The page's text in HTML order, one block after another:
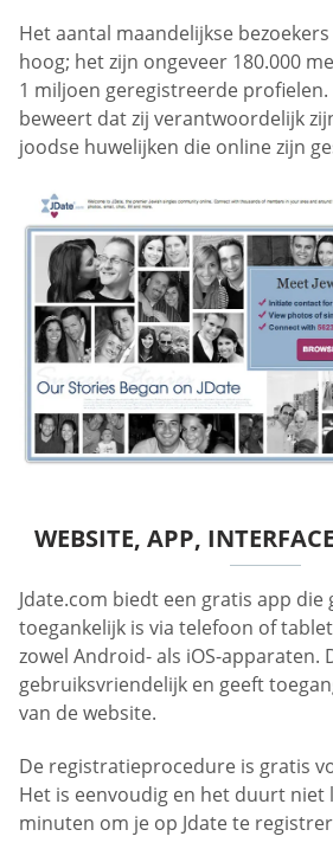
Het aantal maandelijkse
hoog; het zijn ongeveer 180.000
1 miljoen geregistreerde
beweert dat zij verantwoordelijk
joodse huwelijken die online zijn
WEBSITE, APP,
Jdate.com biedt een gratis app die
toegankelijk is via telefoon of
zowel Android- als iOS-apparaten.
gebruiksvriendelijk en geeft
van de website.
De registratieprocedure is gratis
Het is eenvoudig en het duurt niet
minuten om je op Jdate te